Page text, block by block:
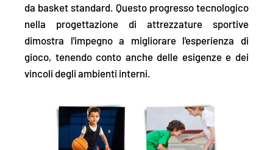
da basket standard. Questo progresso tecnologico
nella progettazione di attrezzature sportive
dimostra l'impegno a migliorare l'esperienza di
gioco, tenendo conto anche delle esigenze e dei
vincoli degli ambienti interni.